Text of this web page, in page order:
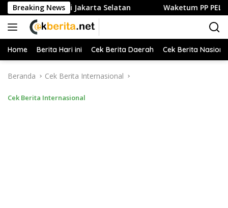
Langsung
ke
konten
Breaking News
Kuliner di Jakarta Selatan Waketum PP PELTI ,H.
Home Berita Hari ini Cek Berita Daerah Cek Berita
Beranda Cek Berita Internasional
Cek Berita Internasional